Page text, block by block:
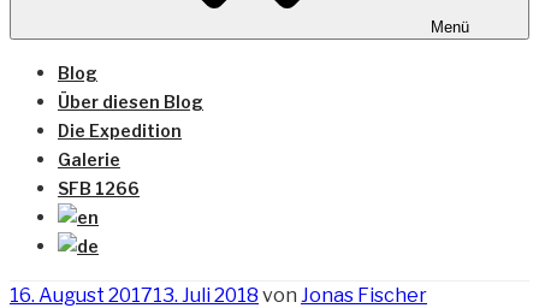
Menü
Blog
Über diesen Blog
Die Expedition
Galerie
SFB 1266
Veröffentlicht
16. August 201713. Juli 2018 von Jonas Fischer